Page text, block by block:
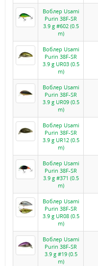
Воблер Usami
Purin 38F-SR
3.9 g #602 (0.5
m)
Воблер Usami
Purin 38F-SR
3.9 g UR03 (0.5
m)
Воблер Usami
Purin 38F-SR
3.9 g UR09 (0.5
m)
Воблер Usami
Purin 38F-SR
3.9 g UR12 (0.5
m)
Воблер Usami
Purin 38F-SR
3.9 g #371 (0.5
m)
Воблер Usami
Purin 38F-SR
3.9 g UR08 (0.5
m)
Воблер Usami
Purin 38F-SR
3.9 g #19 (0.5
m)